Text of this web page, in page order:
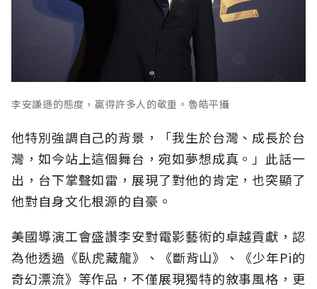
李安謙遜的態度，贏得許多人的敬重。魯皓平攝
他特別強調自己的背景，「我生於台灣、成長於台
灣，如今站上這個舞台，宛如夢想成真。」此話一
出，台下掌聲如雷，展現了對他的肯定，也突顯了
他對自身文化根源的自豪。
美國導演工會盛讚李安對電影藝術的卓越貢獻，認
為他透過《臥虎藏龍》、《斷背山》、《少年Pi的
奇幻漂流》等作品，不僅展現獨特的敘事風格，更